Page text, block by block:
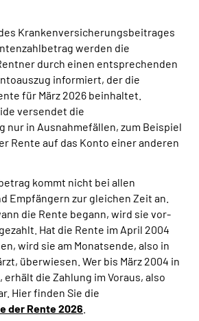
Krankenversicherungsbeitrages
werden die
durch einen entsprechenden
informiert, der die
für März 2026 beinhaltet.
versendet die
nur in Ausnahmefällen, zum Beispiel
Rente auf das Konto einer anderen
kommt nicht bei allen
Empfängern zur gleichen Zeit an.
die Rente begann, wird sie vor-
Hat die Rente im April 2004
wird sie am Monatsende, also in
überwiesen. Wer bis März 2004 in
die Zahlung im Voraus, also
Hier finden Sie die
der Rente 2026